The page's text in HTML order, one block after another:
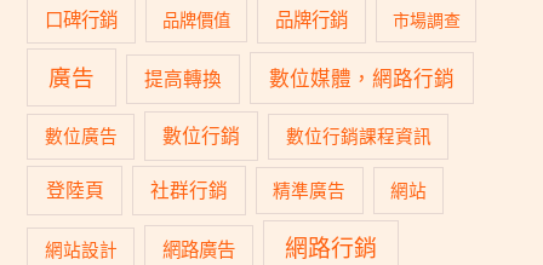
口碑行銷 品牌價值 品牌行銷 市場調查
廣告 提高轉換 數位媒體，網路行銷
數位廣告 數位行銷 數位行銷課程資訊
登陸頁 社群行銷 精準廣告 網站
網站設計 網路廣告 網路行銷